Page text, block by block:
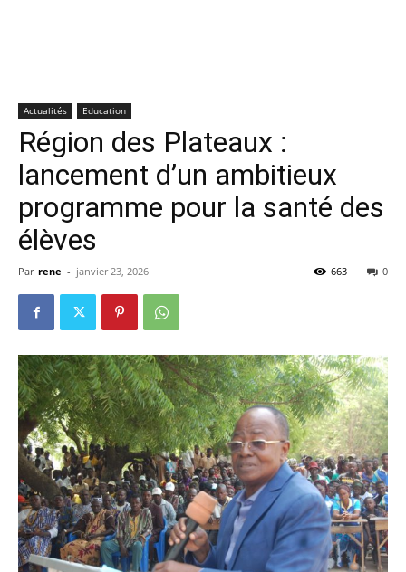
Actualités Education
Région des Plateaux :
lancement d’un ambitieux
programme pour la santé des
élèves
Par rene - janvier 23, 2026 0
663